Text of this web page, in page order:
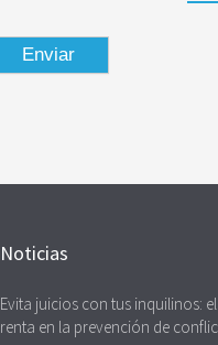
Enviar
Noticias
Evita juicios con tus inquilinos:
renta en la prevención de